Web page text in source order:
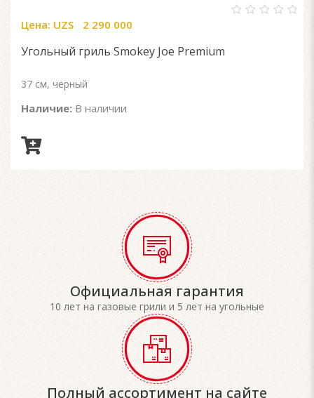
Цена: UZS 2 290 000
Угольный гриль Smokey Joe Premium
37 см, черный
Наличие: В наличии
Официальная гарантия
10 лет на газовые грили и 5 лет на угольные
Полный ассортимент на сайте